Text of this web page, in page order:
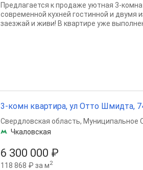
Предлагается к продаже уютная 3-
современной кухней гостинной и двумя
заезжай и живи! В квартире уже
3-комн квартира, ул Отто Шмидта,
6 300 000 ₽
118 868 ₽ за м2
Свердловская область, Муниципальное
Чкаловская